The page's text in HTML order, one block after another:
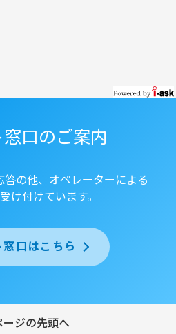
口のご案内
の他、オペレーターによる
け付けています。
口はこちら
ージの先頭へ